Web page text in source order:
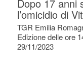
Dopo 17 anni
l’omicidio di
TGR Emilia
Edizione delle ore
29/11/2023